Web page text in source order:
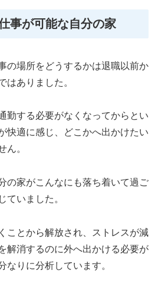
事が可能な自分の家
の場所をどうするかは退職以前か
はありました。
勤する必要がなくなってからとい
快適に感じ、どこかへ出かけたい
ん。
の家がこんなにも落ち着いて過ご
ていました。
ことから解放され、ストレスが減
解消するのに外へ出かける必要が
なりに分析しています。